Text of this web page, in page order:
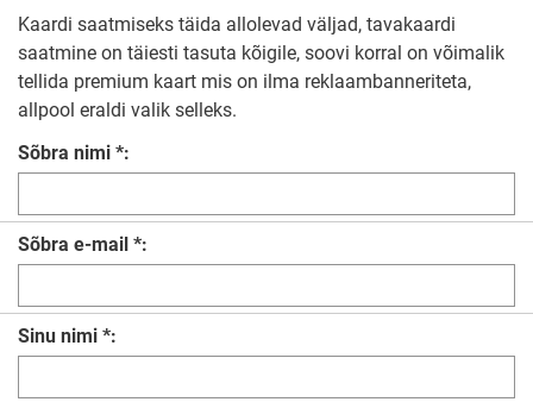
Kaardi saatmiseks täida allolevad väljad, tavakaardi
saatmine on täiesti tasuta kõigile, soovi korral on võimalik
tellida premium kaart mis on ilma reklaambanneriteta,
allpool eraldi valik selleks.
Sõbra nimi *:
Sõbra e-mail *:
Sinu nimi *: